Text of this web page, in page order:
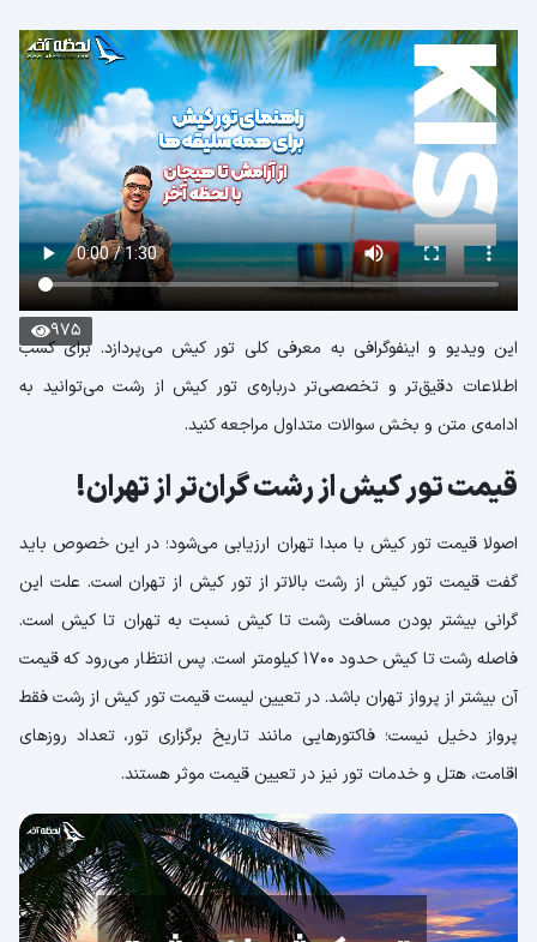
975
این ویدیو و اینفوگرافی به معرفی کلی تور کیش می‌پردازد. برای کسب
اطلاعات دقیق‌تر و تخصصی‌تر درباره‌ی تور کیش از رشت می‌توانید به
ادامه‌ی متن و بخش سوالات متداول مراجعه کنید.
قیمت تور کیش از رشت گران‌تر از تهران!
اصولا قیمت تور کیش با مبدا تهران ارزیابی می‌شود؛ در این خصوص باید
گفت قیمت تور کیش از رشت بالاتر از تور کیش از تهران است. علت این
گرانی بیشتر بودن مسافت رشت تا کیش نسبت به تهران تا کیش است.
فاصله رشت تا کیش حدود 1700 کیلومتر است. پس انتظار می‌رود که قیمت
آن بیشتر از پرواز تهران باشد. در تعیین لیست قیمت تور کیش از رشت فقط
پرواز دخیل نیست؛ فاکتورهایی مانند تاریخ برگزاری تور، تعداد روزهای
اقامت، هتل و خدمات تور نیز در تعیین قیمت موثر هستند.